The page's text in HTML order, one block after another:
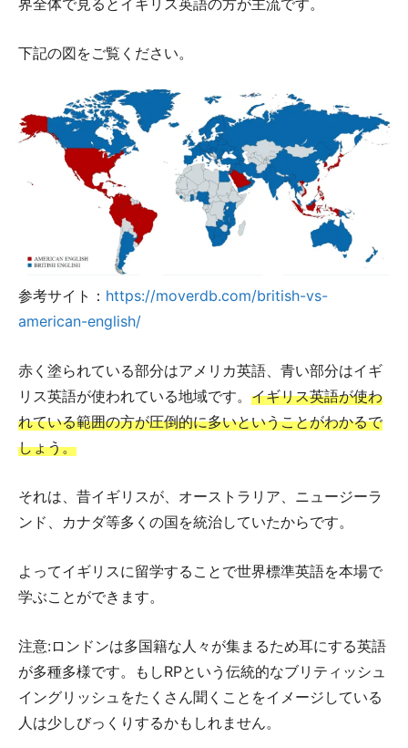
下記の図をご覧ください。
参考サイト： https://moverdb.com/british-vs-
american-english/
赤く塗られている部分はアメリカ英語、青い部分はイギ
リス英語が使われている地域です。 イギリス英語が使わ
れている範囲の方が圧倒的に多いということがわかるで
しょう。
それは、昔イギリスが、オーストラリア、ニュージーラ
ンド、カナダ等多くの国を統治していたからです。
よってイギリスに留学することで世界標準英語を本場で
学ぶことができます。
注意:ロンドンは多国籍な人々が集まるため耳にする英語
が多種多様です。もしRPという伝統的なブリティッシュ
イングリッシュをたくさん聞くことをイメージしている
人は少しびっくりするかもしれません。